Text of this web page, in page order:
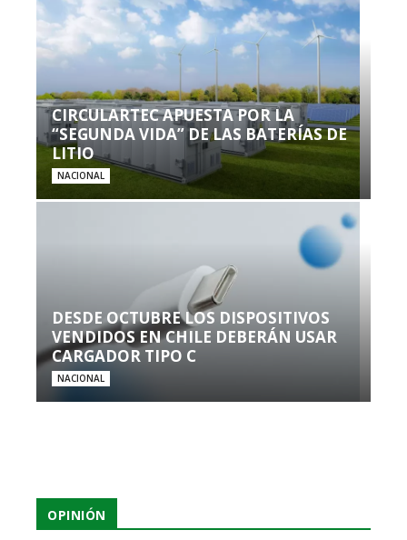
CIRCULARTEC APUESTA POR LA
“SEGUNDA VIDA” DE LAS BATERÍAS DE
LITIO
NACIONAL
DESDE OCTUBRE LOS DISPOSITIVOS
VENDIDOS EN CHILE DEBERÁN USAR
CARGADOR TIPO C
NACIONAL
OPINIÓN